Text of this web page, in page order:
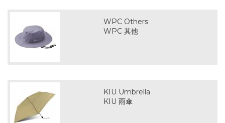
WPC Others
WPC 其他
KIU Umbrella
KIU 雨傘